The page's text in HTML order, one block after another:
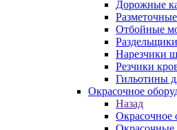
Дорожные
Отбойные
Нарезчики
Резчики
Гильотины
Окрасочное
Назад
Окрасочное